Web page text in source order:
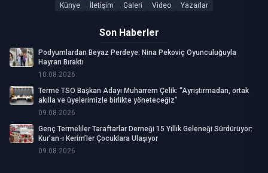
Künye
İletişim Galeri Video Yazarlar
Son Haberler
Podyumlardan Beyaz Perdeye: Nina Pekoviç Oyunculuğuyla
Hayran Bıraktı
10.08.2026
Terme TSO Başkan Adayı Muharrem Çelik: “Ayrıştırmadan, ortak
akılla ve üyelerimizle birlikte yöneteceğiz”
09.08.2026
Genç Termeliler Taraftarlar Derneği 15 Yıllık Geleneği Sürdürüyor:
Kur’an-ı Kerim’ler Çocuklara Ulaşıyor
09.08.2026